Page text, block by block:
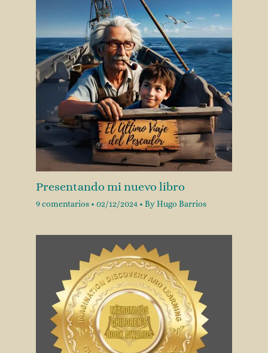
Presentando mi nuevo libro
9 comentarios • 02/12/2024 • ByHugo Barrios